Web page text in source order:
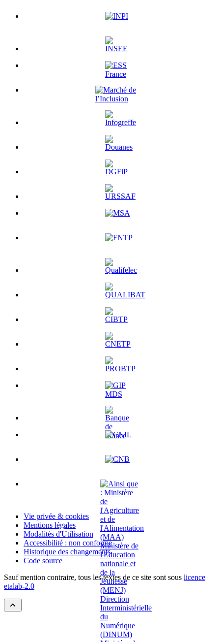
Vie privée & cookies
Mentions légales
Modalités d'Utilisation
Accessibilité : non conforme
Historique des changements
Code source
Sauf mention contraire, tous les textes de ce site sont sous licence
etalab-2.0